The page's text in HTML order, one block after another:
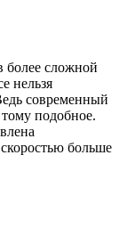
более сложной
нельзя
современный
подобное.
больше